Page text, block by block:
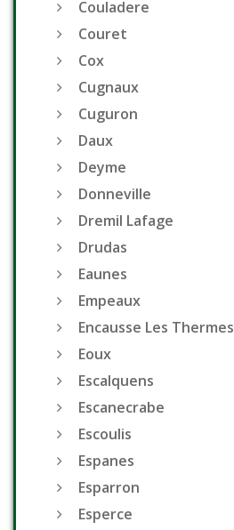
Couladere
Couret
Cox
Cugnaux
Cuguron
Daux
Deyme
Donneville
Dremil Lafage
Drudas
Eaunes
Empeaux
Encausse Les Thermes
Eoux
Escalquens
Escanecrabe
Escoulis
Espanes
Esparron
Esperce